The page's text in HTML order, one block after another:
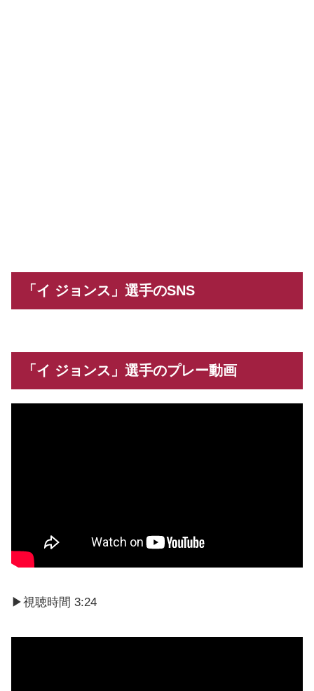
「イ ジョンス」選手のSNS
「イ ジョンス」選手のプレー動画
▶視聴時間 3:24